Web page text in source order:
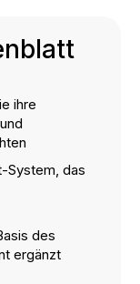
ihre
System, das
des
ergänzt